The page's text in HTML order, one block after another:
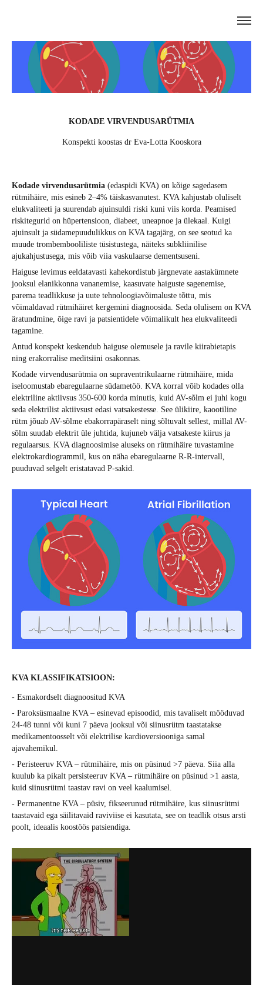
KODADE VIRVENDUSARÜTMIA
Konspekti koostas dr Eva-Lotta Kooskora
Kodade virvendusarütmia (edaspidi KVA) on kõige sagedasem
rütmihäire, mis esineb 2–4% täiskasvanutest. KVA kahjustab oluliselt
elukvaliteeti ja suurendab ajuinsuldi riski kuni viis korda. Peamised
riskitegurid on hüpertensioon, diabeet, uneapnoe ja ülekaal. Kuigi
ajuinsult ja südamepuudulikkus on KVA tagajärg, on see seotud ka
muude trombembooliliste tüsistustega, näiteks subkliinilise
ajukahjustusega, mis võib viia vaskulaarse dementsuseni.
Haiguse levimus eeldatavasti kahekordistub järgnevate aastakümnete
jooksul elanikkonna vananemise, kaasuvate haiguste sagenemise,
parema teadlikkuse ja uute tehnoloogiavõimaluste tõttu, mis
võimaldavad rütmihäiret kergemini diagnoosida. Seda olulisem on KVA
äratundmine, õige ravi ja patsientidele võimalikult hea elukvaliteedi
tagamine.
Antud konspekt keskendub haiguse olemusele ja ravile kiirabietapis
ning erakorralise meditsiini osakonnas.
Kodade virvendusarütmia on supraventrikulaarne rütmihäire, mida
iseloomustab ebaregulaarne südametöö. KVA korral võib kodades olla
elektriline aktiivsus 350-600 korda minutis, kuid AV-sõlm ei juhi kogu
seda elektrilist aktiivsust edasi vatsakestesse. See ülikiire, kaootiline
rütm jõuab AV-sõlme ebakorrapäraselt ning sõltuvalt sellest, millal AV-
sõlm suudab elektrit üle juhtida, kujuneb välja vatsakeste kiirus ja
regulaarsus. KVA diagnoosimise aluseks on rütmihäire tuvastamine
elektrokardiogrammil, kus on näha ebaregulaarne R-R-intervall,
puuduvad selgelt eristatavad P-sakid.
KVA KLASSIFIKATSIOON:
- Esmakordselt diagnoositud KVA
- Paroksüsmaalne KVA – esinevad episoodid, mis tavaliselt mööduvad
24-48 tunni või kuni 7 päeva jooksul või siinusrütm taastatakse
medikamentoosselt või elektrilise kardioversiooniga samal
ajavahemikul.
- Peristeeruv KVA – rütmihäire, mis on püsinud >7 päeva. Siia alla
kuulub ka pikalt persisteeruv KVA – rütmihäire on püsinud >1 aasta,
kuid siinusrütmi taastav ravi on veel kaalumisel.
- Permanentne KVA – püsiv, fikseerunud rütmihäire, kus siinusrütmi
taastavaid ega säilitavaid raviviise ei kasutata, see on teadlik otsus arsti
poolt, ideaalis koostöös patsiendiga.